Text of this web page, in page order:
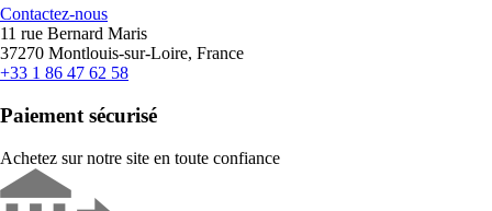
Contactez-nous
11 rue Bernard Maris
37270 Montlouis-sur-Loire, France
+33 1 86 47 62 58
Paiement sécurisé
Achetez sur notre site en toute confiance